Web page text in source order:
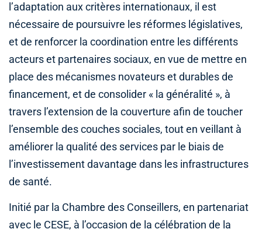
l’adaptation aux critères internationaux, il est
nécessaire de poursuivre les réformes législatives,
et de renforcer la coordination entre les différents
acteurs et partenaires sociaux, en vue de mettre en
place des mécanismes novateurs et durables de
financement, et de consolider « la généralité », à
travers l’extension de la couverture afin de toucher
l’ensemble des couches sociales, tout en veillant à
améliorer la qualité des services par le biais de
l’investissement davantage dans les infrastructures
de santé.
Initié par la Chambre des Conseillers, en partenariat
avec le CESE, à l’occasion de la célébration de la